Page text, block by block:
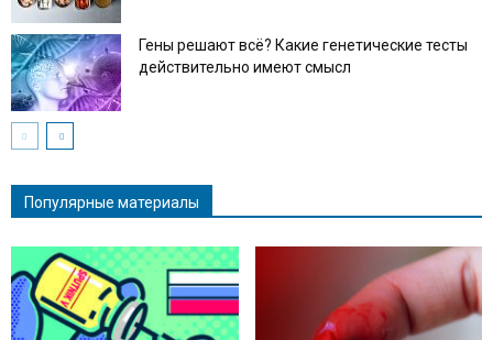
Гены решают всё? Какие генетические тесты
действительно имеют смысл
Популярные материалы